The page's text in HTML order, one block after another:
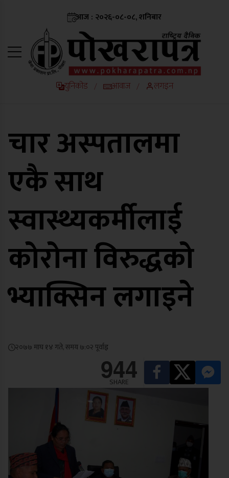
आज : २०२६-०८-०८, शनिबार
युनिकोड / आवाज / लगइन
चार अस्पतालमा
एकै साथ
स्वास्थ्यकर्मीलाई
कोरोना विरुद्धको
भ्याक्सिन लगाइने
२०७७ माघ १४ गते, समय ७:०२ पूर्वाह्न
944
SHARE